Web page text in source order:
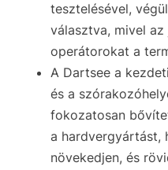
tesztelésével,
választva, mivel
operátorokat a
A Dartsee a
és a
fokozatosan
a hardvergyártást,
növekedjen, és